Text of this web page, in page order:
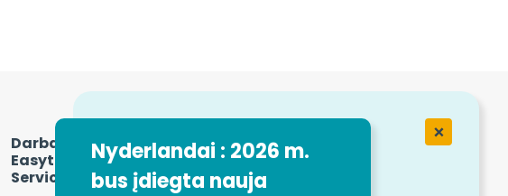
Nyderlandai : 2026 m.
bus įdiegta nauja
Darbas įmonėje "
Easytrip Transport
Services